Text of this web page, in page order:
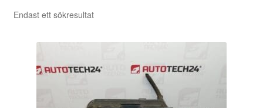
Endast ett sökresultat